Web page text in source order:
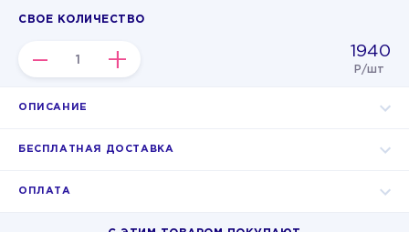
СВОЕ КОЛИЧЕСТВО
– + 1940
Р/шт
ОПИСАНИЕ
БЕСПЛАТНАЯ ДОСТАВКА
ОПЛАТА